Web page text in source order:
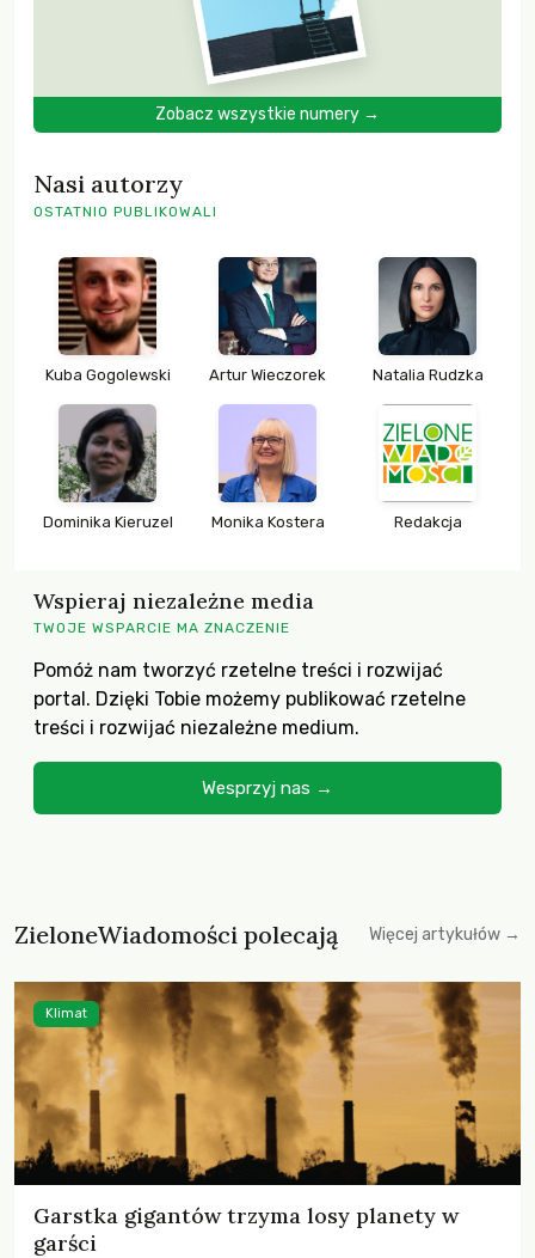
Zobacz wszystkie numery →
Nasi autorzy
OSTATNIO PUBLIKOWALI
Kuba Gogolewski Artur Wieczorek Natalia Rudzka
Dominika Kieruzel Monika Kostera Redakcja
Wspieraj niezależne media
TWOJE WSPARCIE MA ZNACZENIE
Pomóż nam tworzyć rzetelne treści i rozwijać
portal. Dzięki Tobie możemy publikować rzetelne
treści i rozwijać niezależne medium.
Wesprzyj nas →
ZieloneWiadomości polecają Więcej artykułów →
Garstka gigantów trzyma losy planety w
garści
Klimat